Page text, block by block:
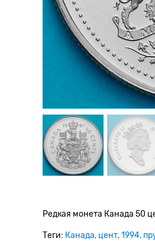
Редкая монета Канада 50
Теги: Канада цент 1994